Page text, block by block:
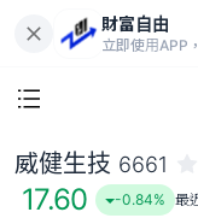
財富自由
立即使用APP
威健生技 6661
17.60 -0.84% 最